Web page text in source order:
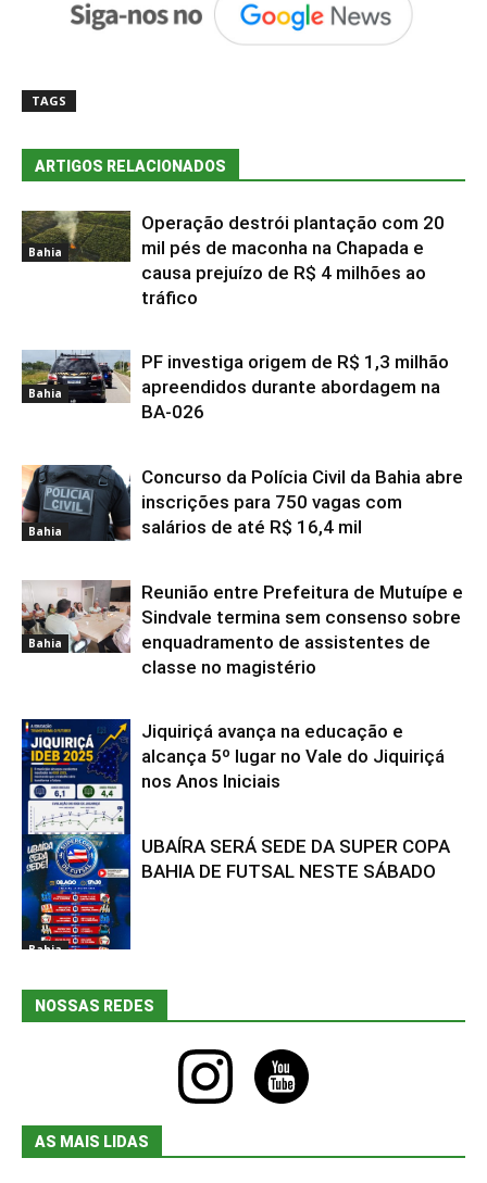
TAGS
ARTIGOS RELACIONADOS
Bahia
Operação destrói plantação com 20
mil pés de maconha na Chapada e
causa prejuízo de R$ 4 milhões ao
tráfico
Bahia
PF investiga origem de R$ 1,3 milhão
apreendidos durante abordagem na
BA-026
Bahia
Concurso da Polícia Civil da Bahia abre
inscrições para 750 vagas com
salários de até R$ 16,4 mil
Bahia
Reunião entre Prefeitura de Mutuípe e
Sindvale termina sem consenso sobre
enquadramento de assistentes de
classe no magistério
Bahia
Jiquiriçá avança na educação e
alcança 5º lugar no Vale do Jiquiriçá
nos Anos Iniciais
Bahia
UBAÍRA SERÁ SEDE DA SUPER COPA
BAHIA DE FUTSAL NESTE SÁBADO
NOSSAS REDES
instagram youtube
AS MAIS LIDAS